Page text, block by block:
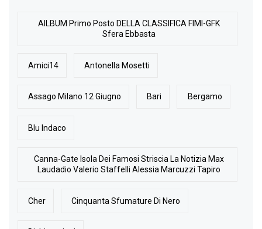
AlLBUM Primo Posto DELLA CLASSIFICA FIMI-GFK
Sfera Ebbasta
Amici14 Antonella Mosetti
Assago Milano 12 Giugno Bari Bergamo
Blu Indaco
Canna-Gate Isola Dei Famosi Striscia La Notizia Max
Laudadio Valerio Staffelli Alessia Marcuzzi Tapiro
Cher Cinquanta Sfumature Di Nero